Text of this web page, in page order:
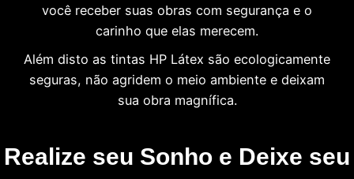
você receber suas obras com segurança e o
carinho que elas merecem.
Além disto as tintas HP Látex são ecologicamente
seguras, não agridem o meio ambiente e deixam
sua obra magnífica.
Realize seu Sonho e Deixe seu